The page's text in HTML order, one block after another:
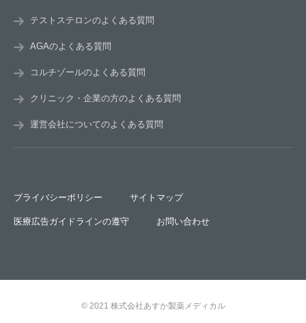
テストステロンのよくある質問
AGAのよくある質問
コルチゾールのよくある質問
クリニック・企業の方のよくある質問
運営会社についてのよくある質問
プライバシーポリシー サイトマップ
医療広告ガイドラインの遵守 お問い合わせ
© 2021 株式会社あすか製薬メディカル